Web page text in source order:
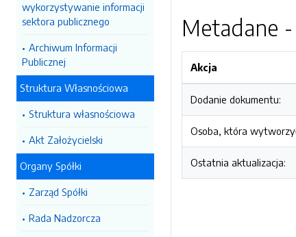
wykorzystywanie informacji
sektora publicznego
Archiwum Informacji
Publicznej
Struktura Własnościowa
Struktura własnościowa
Akt Założycielski
Organy Spółki
Zarząd Spółki
Rada Nadzorcza
Metadane
Akcja
Dodanie dokumentu:
Osoba, która
Ostatnia aktualizacja: